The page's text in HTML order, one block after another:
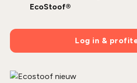
EcoStoof®
Log in &